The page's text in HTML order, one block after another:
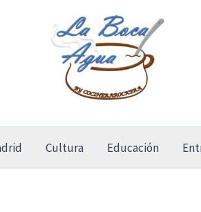
Cultura Educación